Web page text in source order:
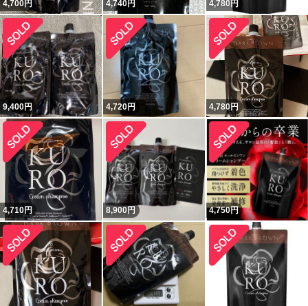
4,700円 4,740円 4,780 円
9,400円 4,720円 4,780円
4,710円 8,900円 4,750円